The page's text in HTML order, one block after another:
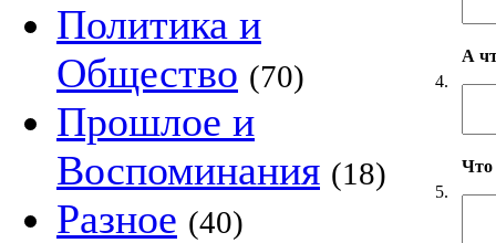
Политика и
Общество (70)
Прошлое и
Воспоминания (18)
Разное (40)
4.
А
5.
Что